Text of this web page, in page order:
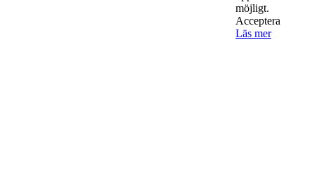
möjligt.
Acceptera
Läs mer